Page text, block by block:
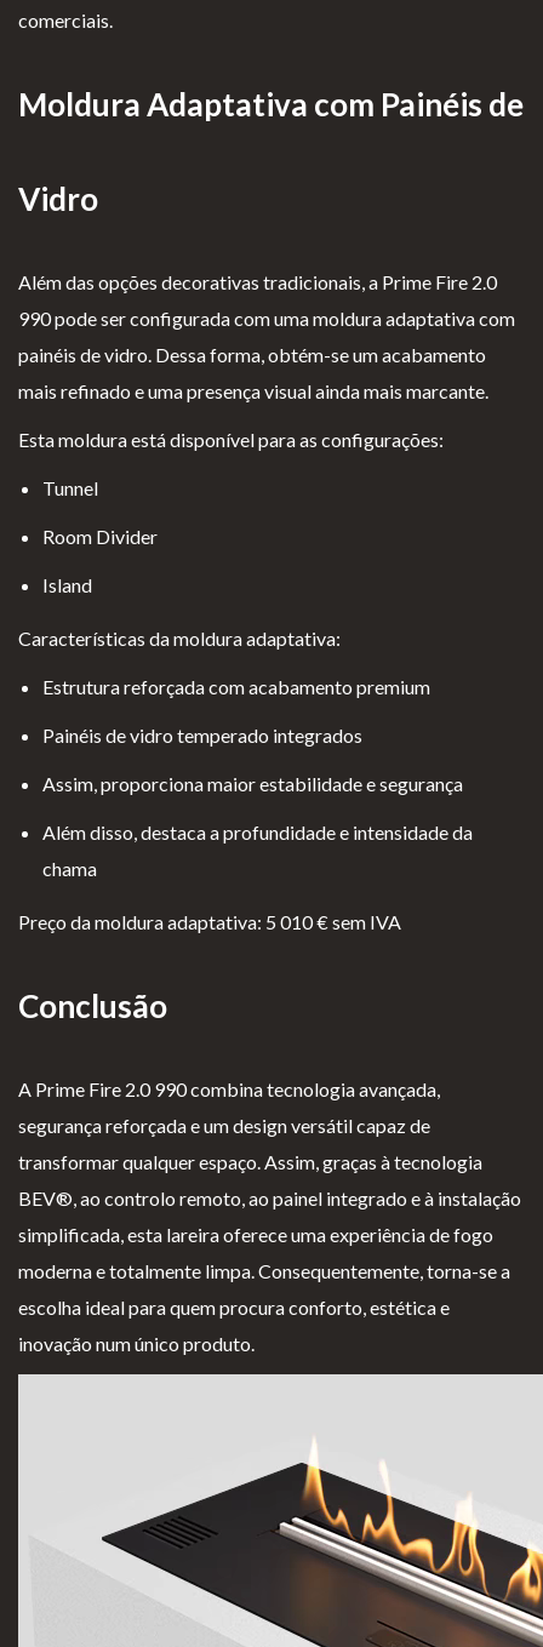
comerciais.
Moldura Adaptativa com Painéis de
Vidro
Além das opções decorativas tradicionais, a Prime Fire 2.0
990 pode ser configurada com uma moldura adaptativa com
painéis de vidro. Dessa forma, obtém-se um acabamento
mais refinado e uma presença visual ainda mais marcante.
Esta moldura está disponível para as configurações:
Tunnel
Room Divider
Island
Características da moldura adaptativa:
Estrutura reforçada com acabamento premium
Painéis de vidro temperado integrados
Assim, proporciona maior estabilidade e segurança
Além disso, destaca a profundidade e intensidade da
chama
Preço da moldura adaptativa: 5 010 € sem IVA
Conclusão
A Prime Fire 2.0 990 combina tecnologia avançada,
segurança reforçada e um design versátil capaz de
transformar qualquer espaço. Assim, graças à tecnologia
BEV®, ao controlo remoto, ao painel integrado e à instalação
simplificada, esta lareira oferece uma experiência de fogo
moderna e totalmente limpa. Consequentemente, torna-se a
escolha ideal para quem procura conforto, estética e
inovação num único produto.